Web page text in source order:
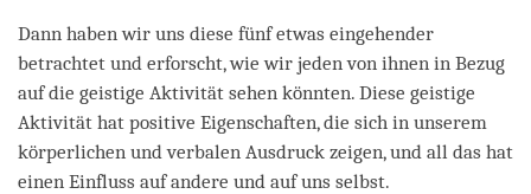
Dann haben wir uns diese fünf etwas eingehender
betrachtet und erforscht, wie wir jeden von ihnen in Bezug
auf die geistige Aktivität sehen könnten. Diese geistige
Aktivität hat positive Eigenschaften, die sich in unserem
körperlichen und verbalen Ausdruck zeigen, und all das hat
einen Einfluss auf andere und auf uns selbst.